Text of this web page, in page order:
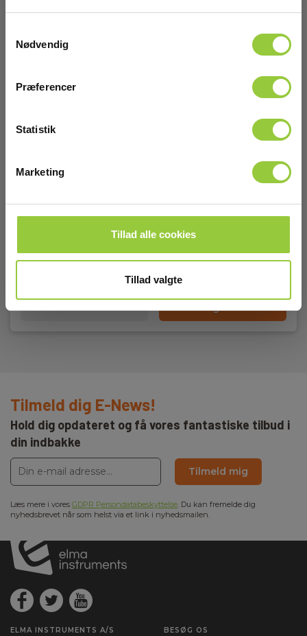
Nødvendig
Præferencer
Statistik
Marketing
Tillad alle cookies
Tillad valgte
m
Snart på lager igen
Excl. moms
Læs mere Læg i kurv
Tilmeld dig E-News!
Hold dig opdateret og få vores fantastiske tilbud i
din indbakke
Tilmeld mig
Læs mere i vores GDPR Persondatabeskyttelse. Du kan fremelde dig
nyhedsbrevet når som helst via et link i nyhedsmailen.
ELMA INSTRUMENTS A/S BESØG OS